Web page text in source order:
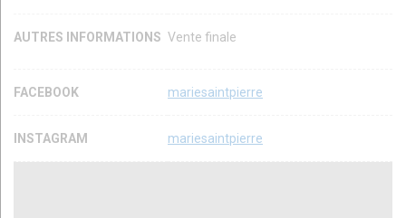
AUTRES INFORMATIONS Vente finale
FACEBOOK mariesaintpierre
INSTAGRAM mariesaintpierre